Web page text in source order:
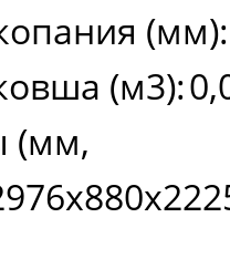
(мм):
(м3):
(мм,